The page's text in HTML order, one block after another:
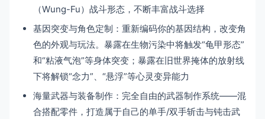
（Wung-Fu）战斗形态，不断丰富战斗选择
基因突变与角色定制：重新编码你的基因结构，改变角
色的外观与玩法。暴露在生物污染中将触发“龟甲形态”
和“粘液气泡”等身体突变；暴露在旧世界掩体的放射线
下将解锁“念力”、“悬浮”等心灵变异能力
海量武器与装备制作：完全自由的武器制作系统——混
合搭配零件，打造属于自己的单手/双手斩击与钝击武